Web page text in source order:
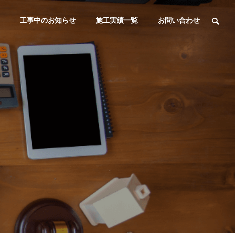
工事中のお知らせ 施工実績一覧 お問い合わせ